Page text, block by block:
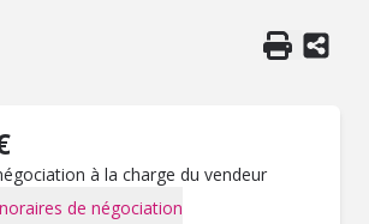
à la charge du vendeur
de négociation